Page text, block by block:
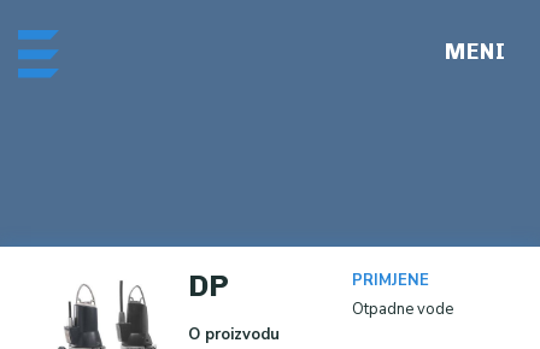
content
DP
O proizvodu
PRIMJENE
Otpadne vode